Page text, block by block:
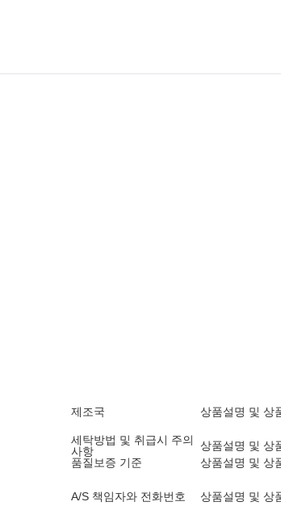
제조국 상품설명 및 상
세탁방법 및 취급시 주의
사항
상품설명 및 상
품질보증 기준
상품설명 및 상
A/S 책임자와 전화번호
상품설명 및 상